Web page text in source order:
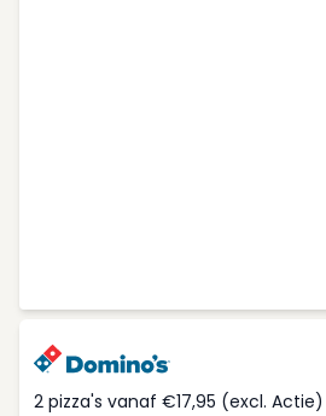
2 pizza's vanaf €17,95 (excl. Actie)